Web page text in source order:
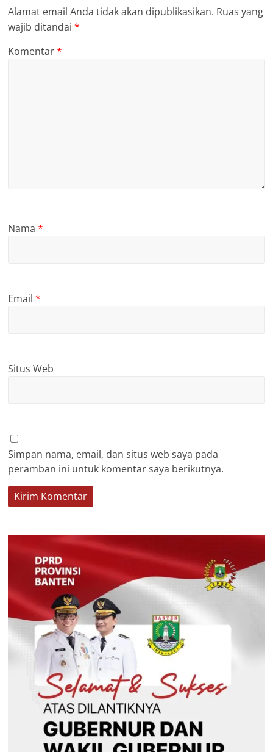
Alamat email Anda tidak akan dipublikasikan. Ruas yang
wajib ditandai*
Komentar*
Nama*
Email*
Situs Web
Simpan nama, email, dan situs web saya pada
peramban ini untuk komentar saya berikutnya.